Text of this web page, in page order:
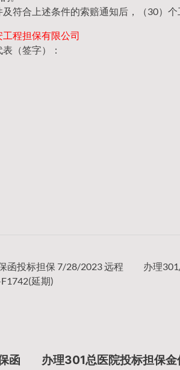
符合上述条件的索赔通知后，（30）
程担保有限公司
（签字）：
函投标担保 7/28/2023 远程
延期)
办理
函
办理301总医院投标担保金